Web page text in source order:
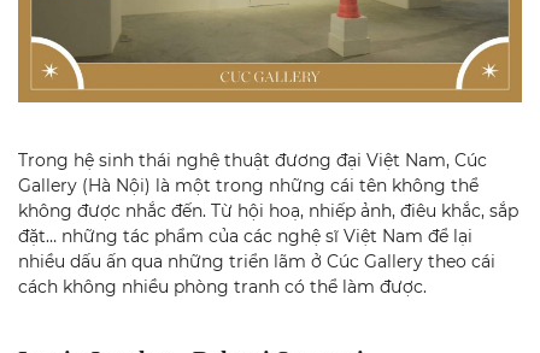
Trong hệ sinh thái nghệ thuật đương đại Việt Nam, Cúc
Gallery (Hà Nội) là một trong những cái tên không thể
không được nhắc đến. Từ hội hoạ, nhiếp ảnh, điêu khắc, sắp
đặt… những tác phẩm của các nghệ sĩ Việt Nam để lại
nhiều dấu ấn qua những triển lãm ở Cúc Gallery theo cái
cách không nhiều phòng tranh có thể làm được.